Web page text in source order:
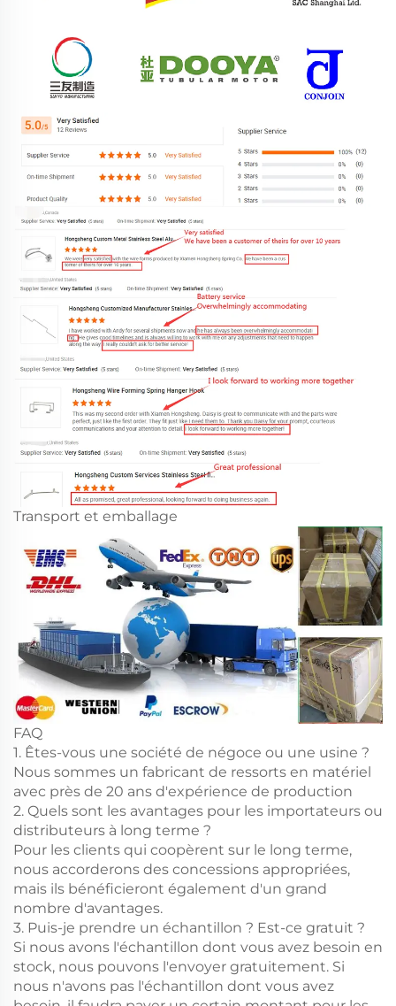
Transport et emballage
FAQ
1. Êtes-vous une société de négoce ou une usine ?
Nous sommes un fabricant de ressorts en matériel
avec près de 20 ans d'expérience de production
2. Quels sont les avantages pour les importateurs ou
distributeurs à long terme ?
Pour les clients qui coopèrent sur le long terme,
nous accorderons des concessions appropriées,
mais ils bénéficieront également d'un grand
nombre d'avantages.
3. Puis-je prendre un échantillon ? Est-ce gratuit ?
Si nous avons l'échantillon dont vous avez besoin en
stock, nous pouvons l'envoyer gratuitement. Si
nous n'avons pas l'échantillon dont vous avez